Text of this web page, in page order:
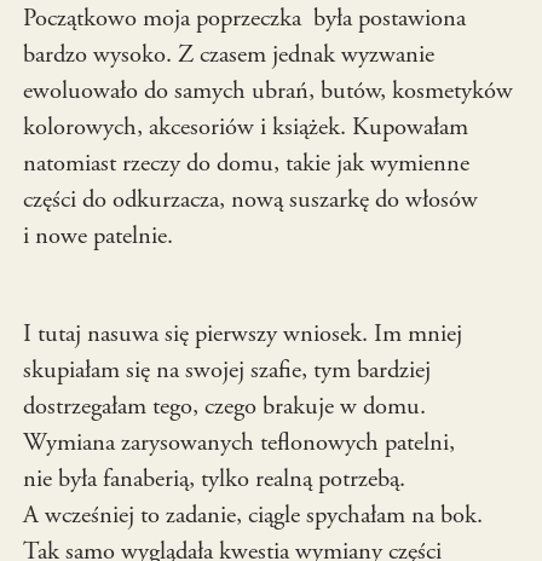
Początkowo moja poprzeczka była postawiona
bardzo wysoko. Z czasem jednak wyzwanie
ewoluowało do samych ubrań, butów, kosmetyków
kolorowych, akcesoriów i książek. Kupowałam
natomiast rzeczy do domu, takie jak wymienne
części do odkurzacza, nową suszarkę do włosów
i nowe patelnie.
I tutaj nasuwa się pierwszy wniosek. Im mniej
skupiałam się na swojej szafie, tym bardziej
dostrzegałam tego, czego brakuje w domu.
Wymiana zarysowanych teflonowych patelni,
nie była fanaberią, tylko realną potrzebą.
A wcześniej to zadanie, ciągle spychałam na bok.
Tak samo wyglądała kwestia wymiany części